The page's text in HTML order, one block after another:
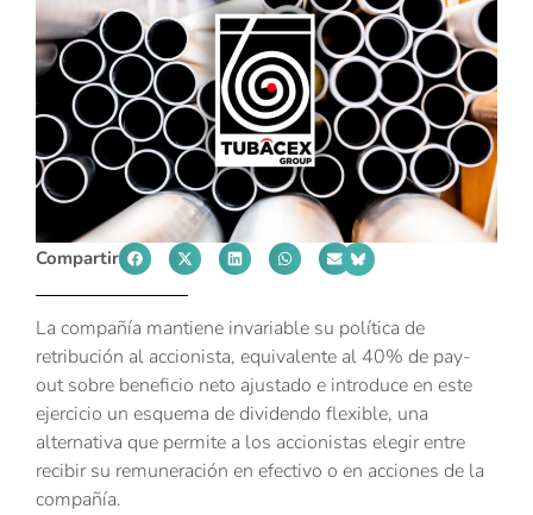
Compartir
La compañía mantiene invariable su política de
retribución al accionista, equivalente al 40% de pay-
out sobre beneficio neto ajustado e introduce en este
ejercicio un esquema de dividendo flexible, una
alternativa que permite a los accionistas elegir entre
recibir su remuneración en efectivo o en acciones de la
compañía.